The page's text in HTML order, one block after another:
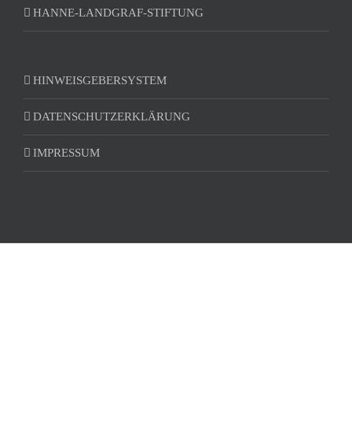
HANNE-LANDGRAF-STIFTUNG
HINWEISGEBERSYSTEM
DATENSCHUTZERKLÄRUNG
IMPRESSUM